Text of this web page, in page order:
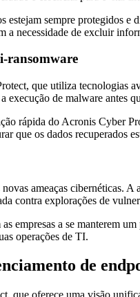
estejam sempre
necessidade de excluir
ransomware
que utiliza tecnologias
de malware antes
rápida do Acronis Cyber
que os dados recuperados
ameaças cibernéticas.
contra explorações de
empresas a se manterem
operações de TI.
de